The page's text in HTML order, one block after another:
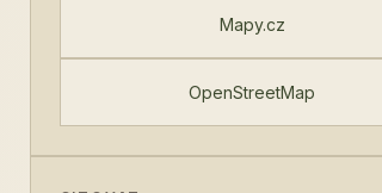
Mapy.cz
OpenStreetMap